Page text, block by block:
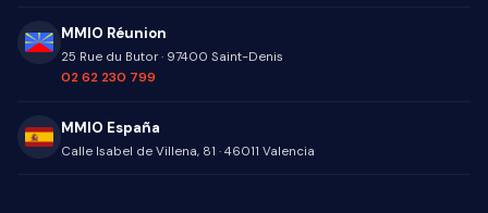
MMIO Réunion
25 Rue du Butor· 97400 Saint-Denis
02 62 230 799
MMIO España
Calle Isabel de Villena, 81 · 46011 Valencia